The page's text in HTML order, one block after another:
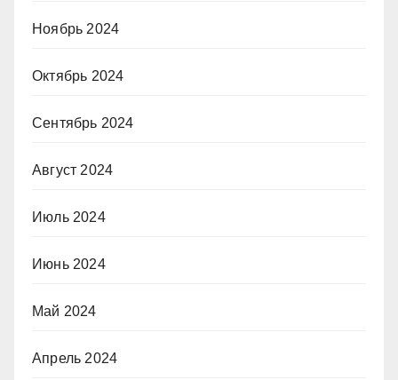
Ноябрь 2024
Октябрь 2024
Сентябрь 2024
Август 2024
Июль 2024
Июнь 2024
Май 2024
Апрель 2024